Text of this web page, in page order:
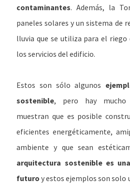
contaminantes. Además, la
paneles solares y un sistema de
lluvia que se utiliza para el riego
los servicios del edificio.
Estos son sólo algunos
sostenible, pero hay mucho
muestran que es posible
eficientes energéticamente,
ambiente y que sean
arquitectura sostenible es
futuro y estos ejemplos son solo